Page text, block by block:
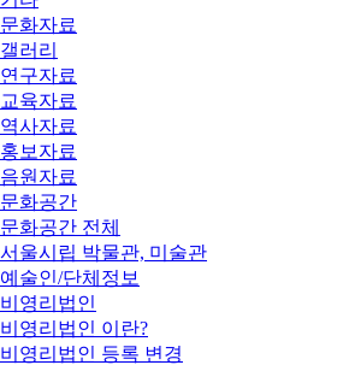
문화자료
갤러리
연구자료
교육자료
역사자료
홍보자료
음원자료
문화공간
문화공간 전체
서울시립 박물관, 미술관
예술인/단체정보
비영리법인
비영리법인 이란?
비영리법인 등록 변경